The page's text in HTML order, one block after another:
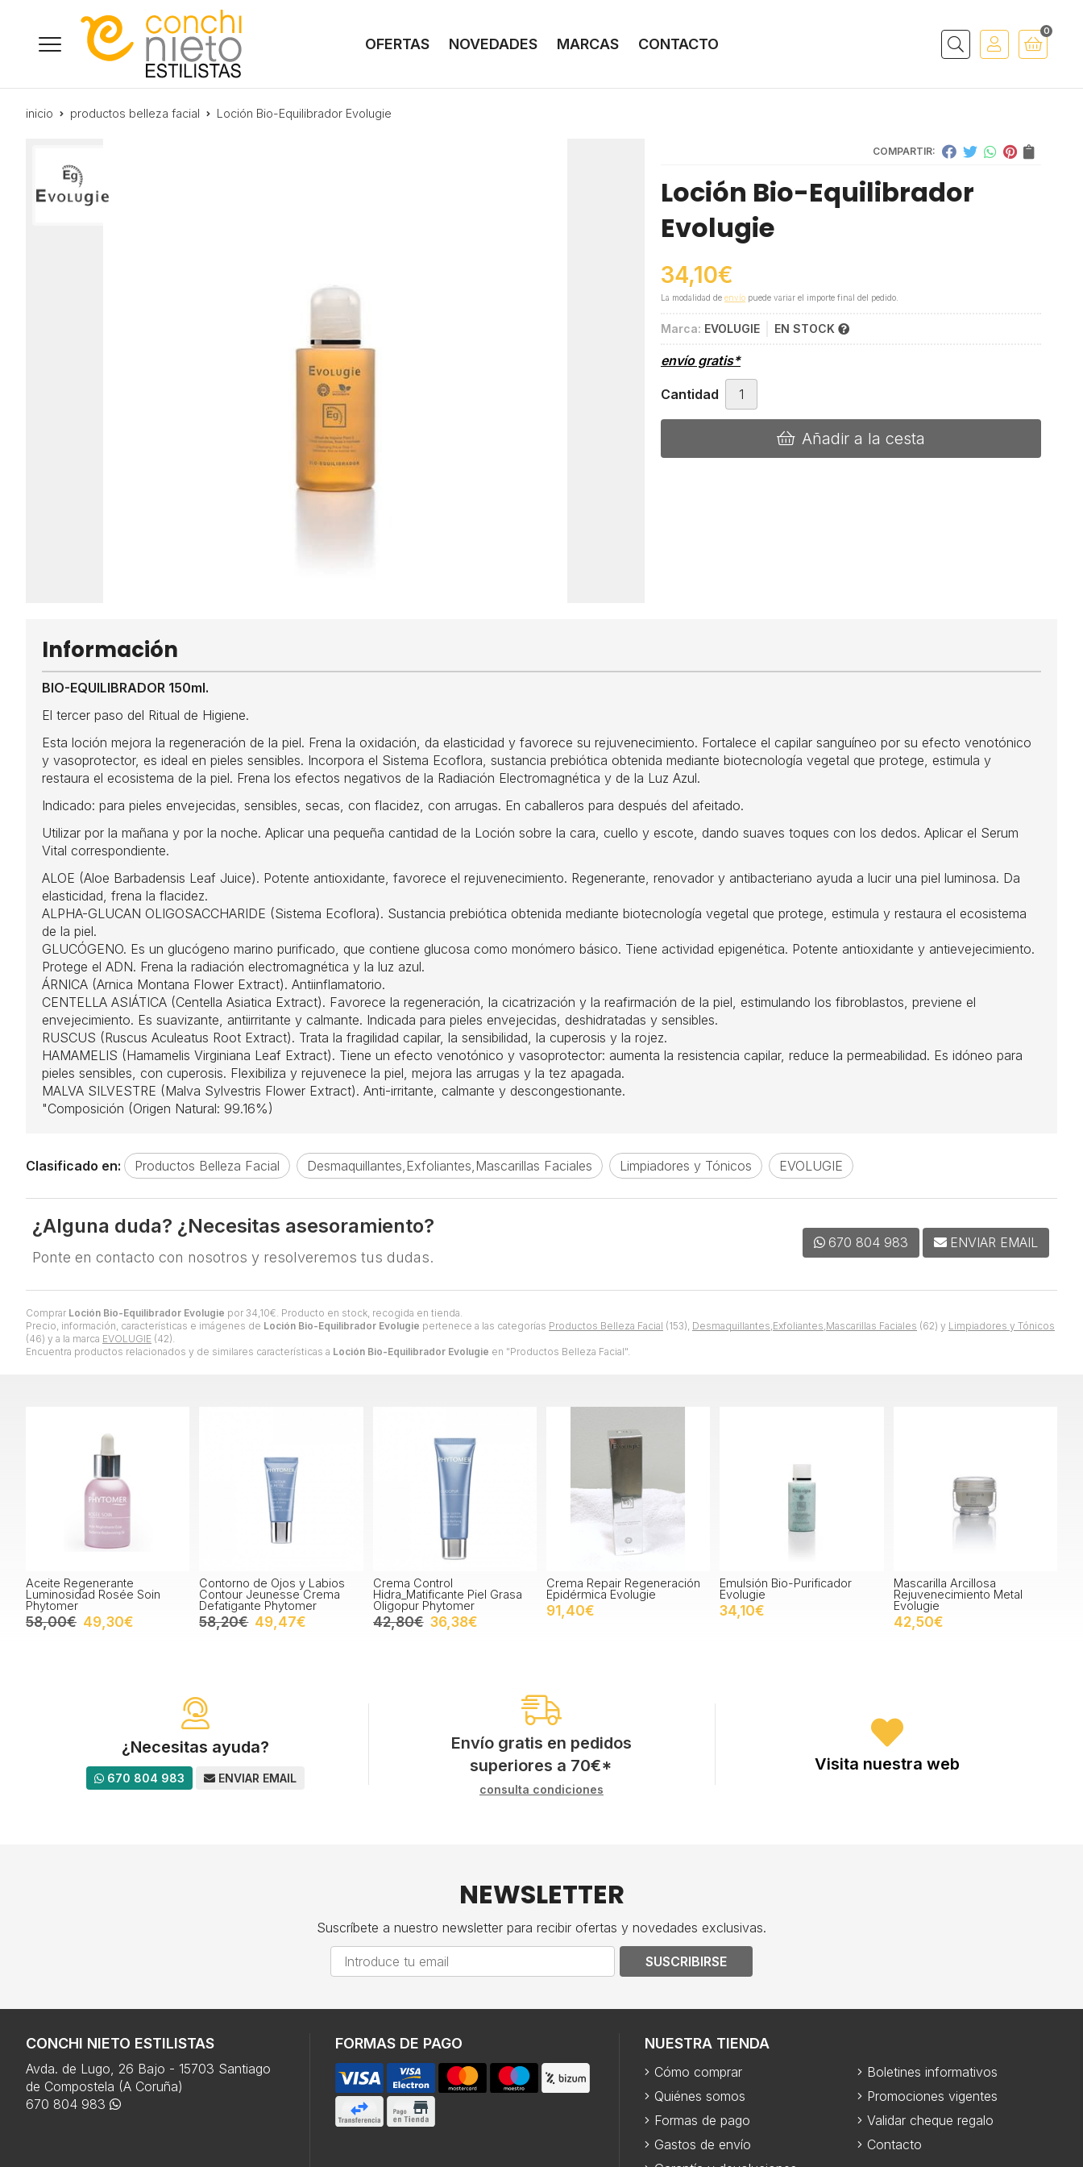
OFERTAS NOVEDADES MARCAS CONTACTO Buscar
0
inicio productos belleza facial Loción Bio-Equilibrador Evolugie
COMPARTIR:
Loción Bio-Equilibrador
Evolugie
34,10€
La modalidad de envío puede variar el importe final del pedido.
Marca: EVOLUGIE EN STOCK
envío gratis*
Cantidad
Añadir a la cesta
Comprar Loción Bio-Equilibrador Evolugie por 34,10€. Producto en stock, recogida en tienda.
Precio, información, características e imágenes de Loción Bio-Equilibrador Evolugie pertenece a las categorías Productos Belleza Facial (153), Desmaquillantes,Exfoliantes,Mascarillas Faciales (62) y Limpiadores y Tónicos
(46) y a la marca EVOLUGIE (42).
Encuentra productos relacionados y de similares características a Loción Bio-Equilibrador Evolugie en "Productos Belleza Facial".
Información
BIO-EQUILIBRADOR 150ml.
El tercer paso del Ritual de Higiene.
Esta loción mejora la regeneración de la piel. Frena la oxidación, da elasticidad y favorece su rejuvenecimiento. Fortalece el capilar sanguíneo por su efecto venotónico
y vasoprotector, es ideal en pieles sensibles. Incorpora el Sistema Ecoflora, sustancia prebiótica obtenida mediante biotecnología vegetal que protege, estimula y
restaura el ecosistema de la piel. Frena los efectos negativos de la Radiación Electromagnética y de la Luz Azul.
Indicado: para pieles envejecidas, sensibles, secas, con flacidez, con arrugas. En caballeros para después del afeitado.
Utilizar por la mañana y por la noche. Aplicar una pequeña cantidad de la Loción sobre la cara, cuello y escote, dando suaves toques con los dedos. Aplicar el Serum
Vital correspondiente.
ALOE (Aloe Barbadensis Leaf Juice). Potente antioxidante, favorece el rejuvenecimiento. Regenerante, renovador y antibacteriano ayuda a lucir una piel luminosa. Da
elasticidad, frena la flacidez.
ALPHA-GLUCAN OLIGOSACCHARIDE (Sistema Ecoflora). Sustancia prebiótica obtenida mediante biotecnología vegetal que protege, estimula y restaura el ecosistema
de la piel.
GLUCÓGENO. Es un glucógeno marino purificado, que contiene glucosa como monómero básico. Tiene actividad epigenética. Potente antioxidante y antievejecimiento.
Protege el ADN. Frena la radiación electromagnética y la luz azul.
ÁRNICA (Arnica Montana Flower Extract). Antiinflamatorio.
CENTELLA ASIÁTICA (Centella Asiatica Extract). Favorece la regeneración, la cicatrización y la reafirmación de la piel, estimulando los fibroblastos, previene el
envejecimiento. Es suavizante, antiirritante y calmante. Indicada para pieles envejecidas, deshidratadas y sensibles.
RUSCUS (Ruscus Aculeatus Root Extract). Trata la fragilidad capilar, la sensibilidad, la cuperosis y la rojez.
HAMAMELIS (Hamamelis Virginiana Leaf Extract). Tiene un efecto venotónico y vasoprotector: aumenta la resistencia capilar, reduce la permeabilidad. Es idóneo para
pieles sensibles, con cuperosis. Flexibiliza y rejuvenece la piel, mejora las arrugas y la tez apagada.
MALVA SILVESTRE (Malva Sylvestris Flower Extract). Anti-irritante, calmante y descongestionante.
"Composición (Origen Natural: 99.16%)
Clasificado en: Productos Belleza Facial Desmaquillantes,Exfoliantes,Mascarillas Faciales Limpiadores y Tónicos EVOLUGIE
¿Alguna duda? ¿Necesitas asesoramiento?
Ponte en contacto con nosotros y resolveremos tus dudas.
670 804 983 ENVIAR EMAIL
Aceite Regenerante
Luminosidad Rosée Soin
Phytomer
58,00€ 49,30€
Contorno de Ojos y Labios
Contour Jeunesse Crema
Defatigante Phytomer
58,20€ 49,47€
Crema Control
Hidra_Matificante Piel Grasa
Oligopur Phytomer
42,80€ 36,38€
Crema Repair Regeneración
Epidérmica Evolugie
91,40€
Emulsión Bio-Purificador
Evolugie
34,10€
Mascarilla Arcillosa
Rejuvenecimiento Metal
Evolugie
42,50€
¿Necesitas ayuda?
670 804 983 ENVIAR EMAIL
Envío gratis en pedidos
superiores a 70€*
consulta condiciones
Visita nuestra web
NEWSLETTER
Suscríbete a nuestro newsletter para recibir ofertas y novedades exclusivas.
SUSCRIBIRSE
CONCHI NIETO ESTILISTAS
Avda. de Lugo, 26 Bajo - 15703 Santiago
de Compostela (A Coruña)
670 804 983
FORMAS DE PAGO NUESTRA TIENDA
Cómo comprar
Quiénes somos
Formas de pago
Gastos de envío
Boletines informativos
Promociones vigentes
Validar cheque regalo
Contacto